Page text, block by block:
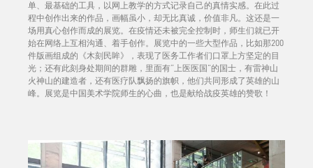
单、最基础的工具，以网上教学的方式记录自己的真情实感。在此过
程中创作出来的作品，画幅虽小，却无比真诚，价值非凡。这还是一
场用真心创作而成的展览。在疫情还未被完全控制时，师生们就已开
始在网络上互相沟通、着手创作。展览中的一些大型作品，比如那200
件版画组成的《木刻民眸》，表现了医务工作者们口罩上方坚定的目
光；还有此刻身处期间的群雕，里面有“上医医国”的国士，有雷神山
火神山的建造者，还有医疗队飘扬的旗帜，他们共同形成了英雄的山
峰。展览是中国美术学院师生的心曲，也是献给战疫英雄的赞歌！